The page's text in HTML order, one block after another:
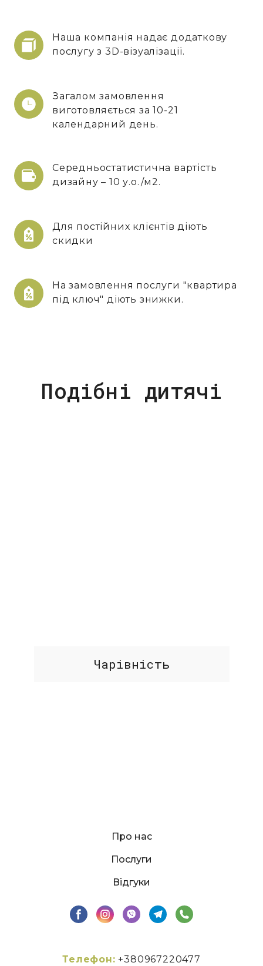
Наша компанія надає додаткову
послугу з 3D-візуалізації.
Загалом замовлення
виготовляється за 10-21
календарний день.
Середньостатистична вартість
дизайну – 10 у.о./м2.
Для постійних клієнтів діють
скидки
На замовлення послуги "квартира
під ключ" діють знижки.
Подібні дитячі
Чарівність
Про нас
Послуги
Відгуки
Телефон: +380967220477